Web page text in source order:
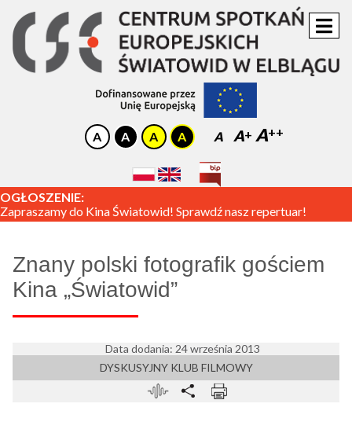
A A A
OGŁOSZENIE:
Zapraszamy do Kina Światowid! Sprawdź nasz repertuar!
Znany polski fotografik gościem
Kina „Światowid”
Data dodania: 24 września 2013
DYSKUSYJNY KLUB FILMOWY